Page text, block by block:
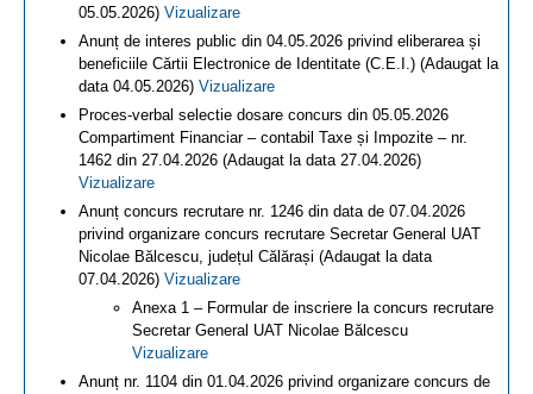
05.05.2026) Vizualizare
Anunț de interes public din 04.05.2026 privind eliberarea și
beneficiile Cărtii Electronice de Identitate (C.E.I.) (Adaugat la
data 04.05.2026) Vizualizare
Proces-verbal selectie dosare concurs din 05.05.2026
Compartiment Financiar – contabil Taxe și Impozite – nr.
1462 din 27.04.2026 (Adaugat la data 27.04.2026)
Vizualizare
Anunț concurs recrutare nr. 1246 din data de 07.04.2026
privind organizare concurs recrutare Secretar General UAT
Nicolae Bălcescu, județul Călărași (Adaugat la data
07.04.2026) Vizualizare
Anexa 1 – Formular de inscriere la concurs recrutare
Secretar General UAT Nicolae Bălcescu
Vizualizare
Anunț nr. 1104 din 01.04.2026 privind organizare concurs de